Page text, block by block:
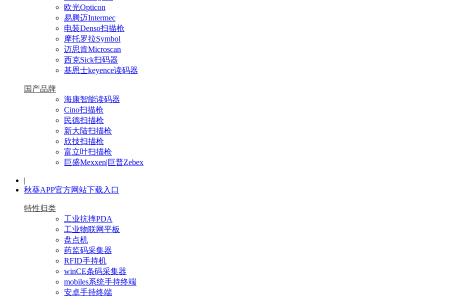
欧光Opticon
易腾迈Intermec
电装Denso扫描枪
摩托罗拉Symbol
迈思肯Microscan
西克Sick扫码器
基恩士keyence读码器
国产品牌
海康智能读码器
Cino扫描枪
民德扫描枪
新大陆扫描枪
欣技扫描枪
富立叶扫描枪
巨盛Mexxen|巨普Zebex
|
秋葵APP官方网站下载入口
特性归类
工业抗摔PDA
工业物联网平板
盘点机
药监码采集器
RFID手持机
winCE条码采集器
mobiles系统手持终端
安卓手持终端